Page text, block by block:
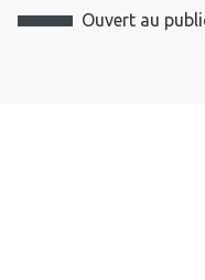
Ouvert au